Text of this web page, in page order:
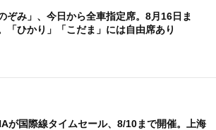
のぞみ」、今日から全車指定席。8月16日ま
「ひかり」「こだま」には自由席あり
が国際線タイムセール、8/10まで開催。上海